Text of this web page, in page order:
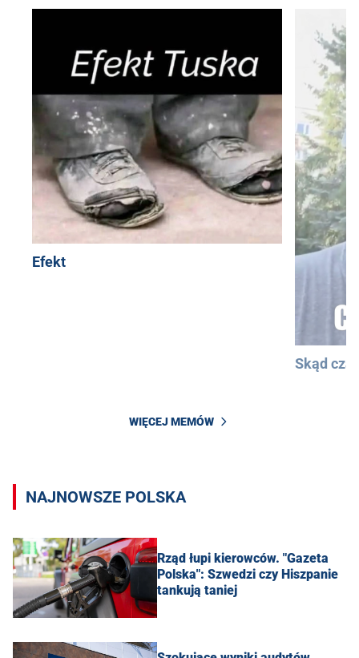
Efekt
Skąd
WIĘCEJ MEMÓW
NAJNOWSZE POLSKA
Rząd łupi kierowców. "Gazeta
Polska": Szwedzi czy Hiszpanie
tankują taniej